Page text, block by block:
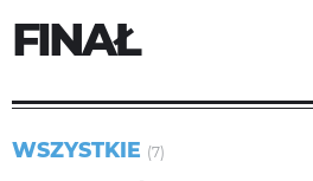
FINAŁ
WSZYSTKIE (7)